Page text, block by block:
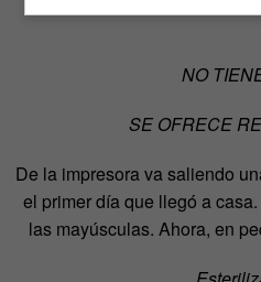
NO
SE OFRECE
De la impresora va saliendo
el primer día que llegó a
las mayúsculas. Ahora, en